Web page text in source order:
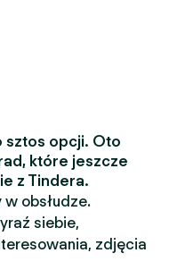
sztos opcji. Oto
które jeszcze
z Tindera.
w obsłudze.
siebie,
zdjęcia